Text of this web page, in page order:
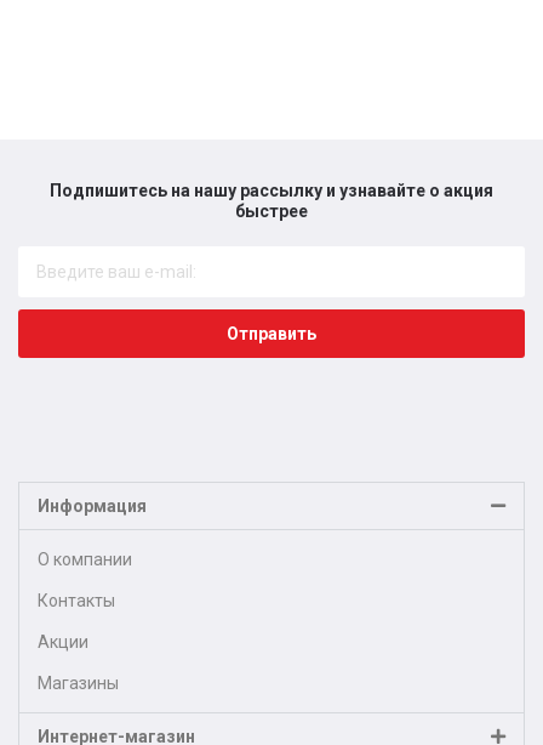
Подпишитесь на нашу рассылку и узнавайте о акция
быстрее​
Отправить
Информация
О компании
Контакты
Акции
Магазины
Интернет-магазин